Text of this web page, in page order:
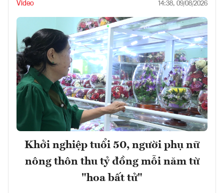
Video 14:38, 09/08/2026
Khởi nghiệp tuổi 50, người phụ nữ
nông thôn thu tỷ đồng mỗi năm từ
"hoa bất tử"